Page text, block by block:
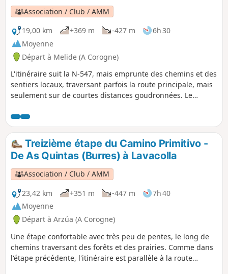
Association / Club / AMM
19,00 km
+369 m -427 m
6h 30
Moyenne
Départ à Melide (A Corogne)
L'itinéraire suit la N-547, mais emprunte des chemins et des
sentiers locaux, traversant parfois la route principale, mais
seulement sur de courtes distances goudronnées. Le
la magnifique vallée de la rivière Iso pour atteindre Arzúa.
Ensuite, c'est une marche assez agréable de 5 km le long de
chemins forestiers, à travers bois et prairies, pour atteindre
l'auberge à As Quintas.
Treizième étape du Camino Primitivo -
De As Quintas (Burres) à Lavacolla
Association / Club / AMM
23,42 km
+351 m -447 m
7h 40
Moyenne
Départ à Arzúa (A Corogne)
Une étape confortable avec très peu de pentes, le long de
chemins traversant des forêts et des prairies. Comme dans
l'étape précédente, l'itinéraire est parallèle à la route